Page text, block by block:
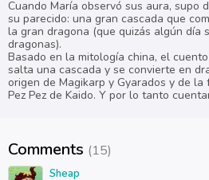
Cuando María observó sus aura, supo
su parecido: una gran cascada que
la gran dragona (que quizás algún día
dragonas).
Basado en la mitología china, el
salta una cascada y se convierte en
origen de Magikarp y Gyarados y de
Pez Pez de Kaido. Y por lo tanto
Comments (15)
Sheap